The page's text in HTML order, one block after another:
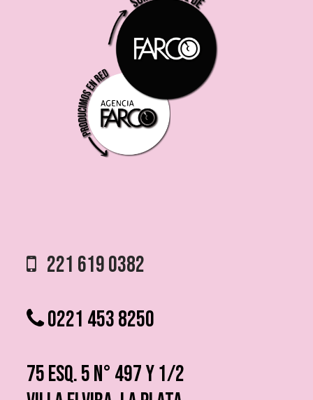
221 619 0382
0221 453 8250
75 ESQ. 5 N° 497 y 1/2